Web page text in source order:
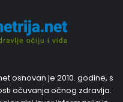
osnovan je 2010. godine, s
očuvanja očnog zdravlja.